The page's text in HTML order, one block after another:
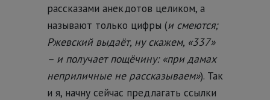
рассказами анекдотов целиком, а
называют только цифры (и смеются;
Ржевский выдаёт, ну скажем, «337»
– и получает пощёчину: «при дамах
неприличные не рассказываем»). Так
и я, начну сейчас предлагать ссылки